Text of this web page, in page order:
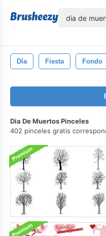
Día Fiesta Fondo
Dia De Muertos Pinceles
402 pinceles gratis